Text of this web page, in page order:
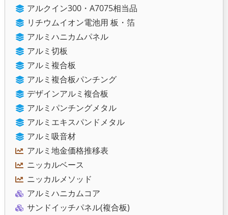
アルクイン300・A7075相当品
リチウムイオン電池用 板・箔
アルミハニカムパネル
アルミ切板
アルミ複合板
アルミ複合板パンチング
デザインアルミ複合板
アルミパンチングメタル
アルミエキスパンドメタル
アルミ吸音材
アルミ地金価格推移表
ニッカルベース
ニッカルメソッド
アルミハニカムコア
サンドイッチパネル(複合板)